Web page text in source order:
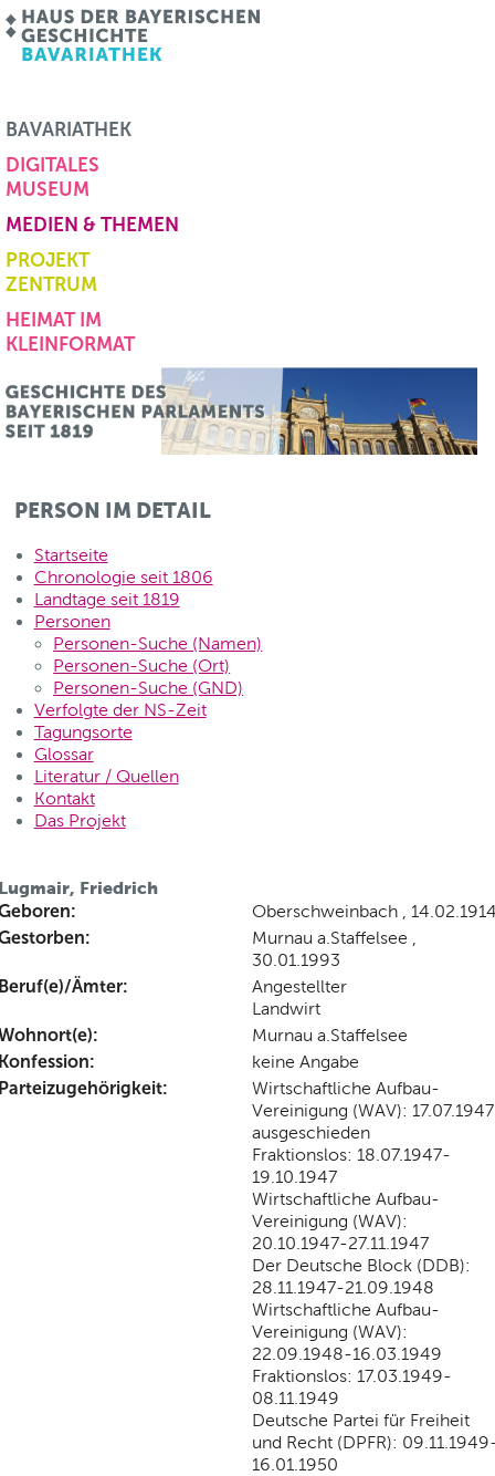
BAVARIATHEK
DIGITALES
MUSEUM
MEDIEN & THEMEN
PROJEKT
ZENTRUM
HEIMAT IM
KLEINFORMAT
PERSON IM DETAIL
Startseite
Chronologie seit 1806
Landtage seit 1819
Personen
Personen-Suche (Namen)
Personen-Suche (Ort)
Personen-Suche (GND)
Verfolgte der NS-Zeit
Tagungsorte
Glossar
Literatur / Quellen
Kontakt
Das Projekt
Friedrich
Oberschweinbach ,
Murnau a.Staffelsee ,
30.01.1993
Ämter:
Angestellter
Landwirt
Murnau a.Staffelsee
keine Angabe
Wirtschaftliche Aufbau-
Vereinigung (WAV): 17.07.1947
ausgeschieden
Fraktionslos: 18.07.1947-
19.10.1947
Wirtschaftliche Aufbau-
Vereinigung (WAV):
20.10.1947-27.11.1947
Der Deutsche Block (DDB):
28.11.1947-21.09.1948
Wirtschaftliche Aufbau-
Vereinigung (WAV):
22.09.1948-16.03.1949
Fraktionslos: 17.03.1949-
08.11.1949
Deutsche Partei für Freiheit
und Recht (DPFR):
16.01.1950